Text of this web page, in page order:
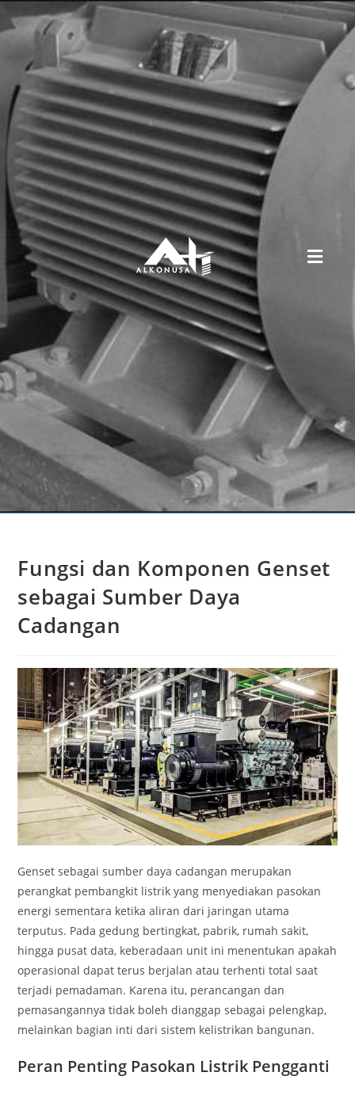
Fungsi dan Komponen Genset
sebagai Sumber Daya
Cadangan
Genset sebagai sumber daya cadangan merupakan
perangkat pembangkit listrik yang menyediakan pasokan
energi sementara ketika aliran dari jaringan utama
terputus. Pada gedung bertingkat, pabrik, rumah sakit,
hingga pusat data, keberadaan unit ini menentukan apakah
operasional dapat terus berjalan atau terhenti total saat
terjadi pemadaman. Karena itu, perancangan dan
pemasangannya tidak boleh dianggap sebagai pelengkap,
melainkan bagian inti dari sistem kelistrikan bangunan.
Peran Penting Pasokan Listrik Pengganti